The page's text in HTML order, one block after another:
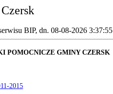
BIP, dn.08-08-2026 3:37:55
POMOCNICZE GMINY CZERSK
2015